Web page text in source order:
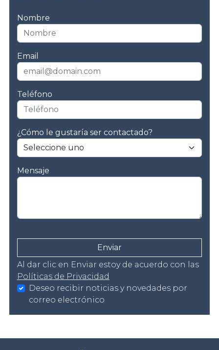
Nombre
Email
Teléfono
¿Cómo le gustaría ser contactado?
Mensaje
Enviar
Al dar clic en Enviar estoy de acuerdo con las
Políticas de Privacidad
Deseo recibir noticias y novedades por
correo electrónico